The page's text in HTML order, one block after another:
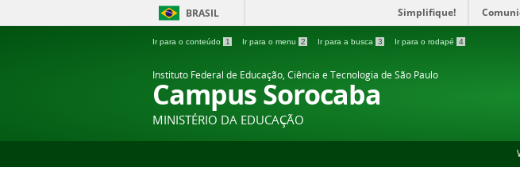
BRASIL Simplifique!
Ir para o conteúdo 1 Ir para o menu 2 Ir para a busca 3 Ir para o rodapé 4
Instituto Federal de Educação, Ciência e Tecnologia de São Paulo
Campus Sorocaba
MINISTÉRIO DA EDUCAÇÃO